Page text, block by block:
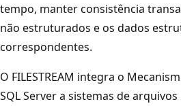
tempo, manter consistência
não estruturados e os dados
correspondentes.
O FILESTREAM integra o
SQL Server a sistemas de arquivos